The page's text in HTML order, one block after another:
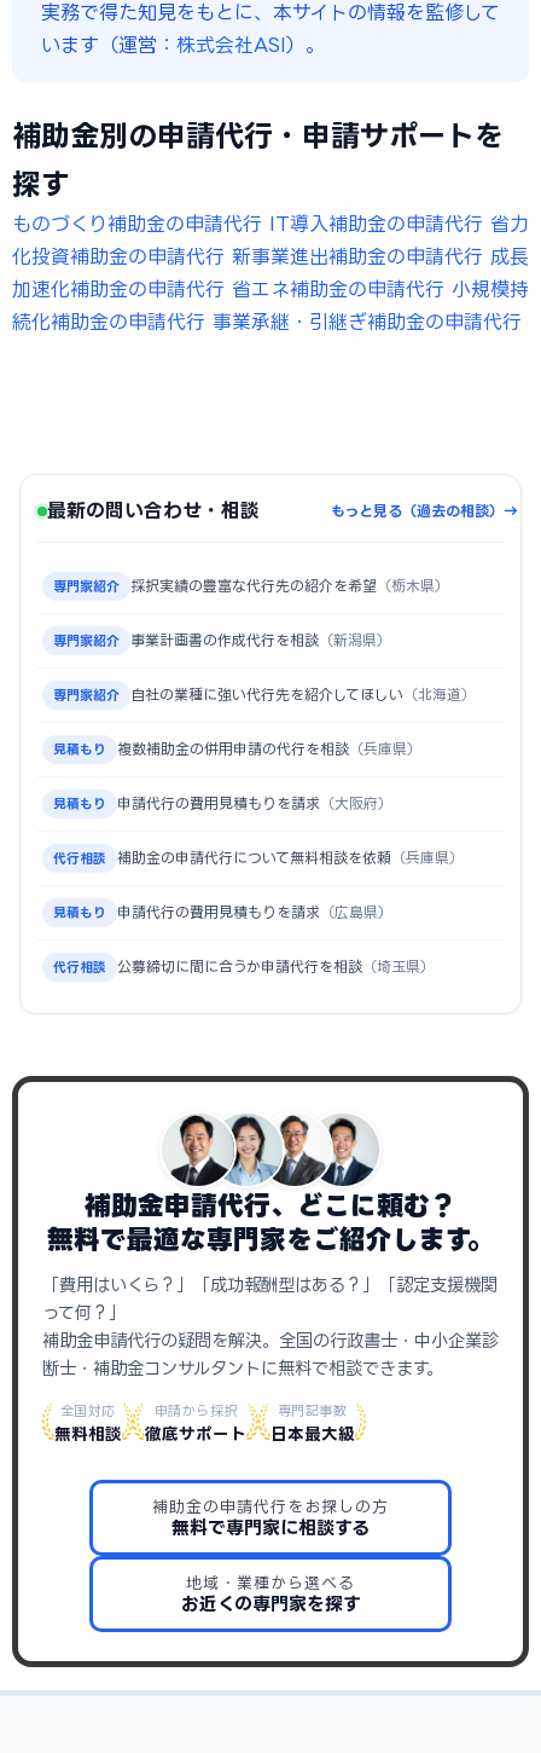
実務で得た知見をもとに、本サイトの情報を監修して
います（運営： 株式会社ASI）。
補助金別の申請代行・申請サポートを
探す
ものづくり補助金の申請代行 IT導入補助金の申請代行 省力
化投資補助金の申請代行 新事業進出補助金の申請代行 成長
加速化補助金の申請代行 省エネ補助金の申請代行 小規模持
続化補助金の申請代行 事業承継・引継ぎ補助金の申請代行
最新の問い合わせ・相談 もっと見る（過去の相談）→
専門家紹介 採択実績の豊富な代行先の紹介を希望 （栃木県）
専門家紹介 事業計画書の作成代行を相談 （新潟県）
専門家紹介 自社の業種に強い代行先を紹介してほしい （北海道）
見積もり 複数補助金の併用申請の代行を相談 （兵庫県）
見積もり 申請代行の費用見積もりを請求 （大阪府）
代行相談 補助金の申請代行について無料相談を依頼 （兵庫県）
見積もり 申請代行の費用見積もりを請求 （広島県）
代行相談 公募締切に間に合うか申請代行を相談 （埼玉県）
補助金申請代行、どこに頼む？
無料で最適な専門家をご紹介します。
「費用はいくら？」「成功報酬型はある？」「認定支援機関
って何？」
補助金申請代行の疑問を解決。全国の行政書士・中小企業診
断士・補助金コンサルタントに無料で相談できます。
全国対応
無料相談
申請から採択
徹底サポート
専門記事数
日本最大級
補助金の申請代行をお探しの方
無料で専門家に相談する
地域・業種から選べる
お近くの専門家を探す